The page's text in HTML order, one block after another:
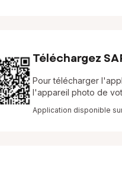
Téléchargez
Pour télécharger
l'appareil photo de
Application disponible